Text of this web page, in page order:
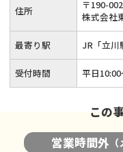
住所 〒190-
株式会社
最寄り駅 JR「立川
受付時間 平日
この
営業時間外